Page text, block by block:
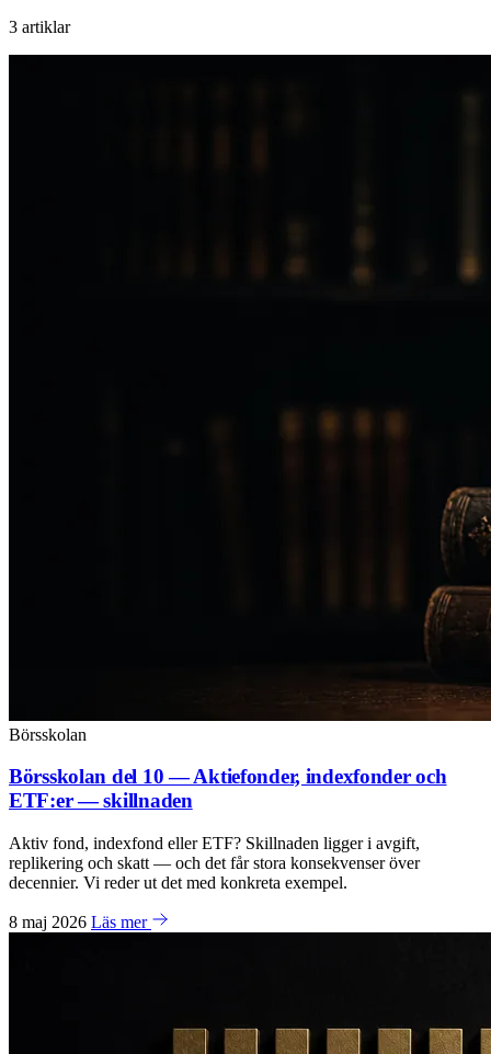
3 artiklar
Börsskolan
Börsskolan del 10 — Aktiefonder, indexfonder och
ETF:er — skillnaden
Aktiv fond, indexfond eller ETF? Skillnaden ligger i avgift,
replikering och skatt — och det får stora konsekvenser över
decennier. Vi reder ut det med konkreta exempel.
8 maj 2026 Läs mer